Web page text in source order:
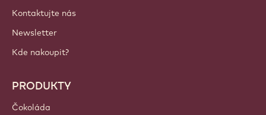
Kontaktujte nás
Newsletter
Kde nakoupit?
PRODUKTY
Čokoláda